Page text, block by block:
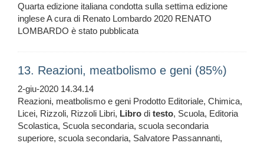
Quarta edizione italiana condotta sulla settima edizione
inglese A cura di Renato Lombardo 2020 RENATO
LOMBARDO è stato pubblicata
13. Reazioni, meatbolismo e geni (85%)
2-giu-2020 14.34.14
Reazioni, meatbolismo e geni Prodotto Editoriale, Chimica,
Licei, Rizzoli, Rizzoli Libri, Libro di testo, Scuola, Editoria
Scolastica, Scuola secondaria, scuola secondaria
superiore, scuola secondaria, Salvatore Passannanti,